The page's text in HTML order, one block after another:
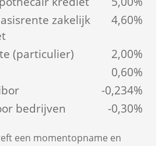
zakelijk
4,60%
(particulier)
2,00%
0,60%
-0,234%
bedrijven -0,30%
een moment­opname en